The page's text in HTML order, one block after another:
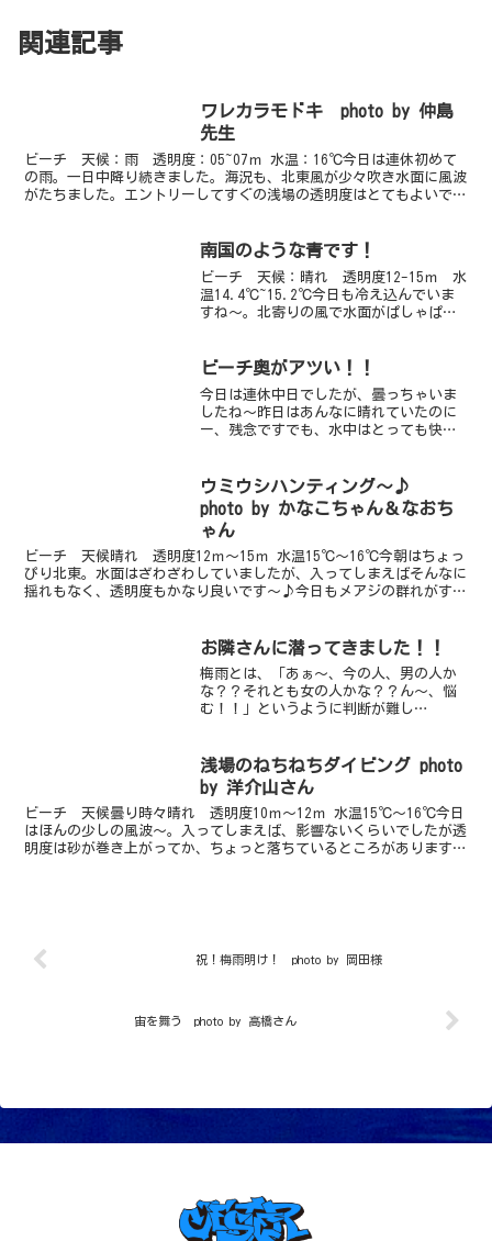
関連記事
ワレカラモドキ photo by 仲島
先生
ビーチ 天候：雨 透明度：05~07ｍ 水温：16℃今日は連休初めて
の雨。一日中降り続きました。海況も、北東風が少々吹き水面に風波
がたちました。エントリーしてすぐの浅場の透明度はとてもよいです
南国のような青です！
ビーチ 天候：晴れ 透明度12-15ｍ 水
温14.4℃~15.2℃今日も冷え込んでいま
すね～。北寄りの風で水面がぱしゃぱし
た！白っぽさも少し残ってはいますがき
ビーチ奥がアツい！！
今日は連休中日でしたが、曇っちゃいま
したね～昨日はあんなに晴れていたのに
ー、残念ですでも、水中はとっても快適
クケボリやニホンアワサンゴヒレナガハ
ギ、コガネスズメダイなど...
ウミウシハンティング～♪
photo by かなこちゃん＆なおち
ゃん
ビーチ 天候晴れ 透明度12ｍ～15ｍ 水温15℃～16℃今朝はちょっ
ぴり北東。水面はざわざわしていましたが、入ってしまえばそんなに
揺れもなく、透明度もかなり良いです～♪今日もメアジの群れがすご
お隣さんに潜ってきました！！
梅雨とは、「あぁ～、今の人、男の人か
な？？それとも女の人かな？？ん～、悩
む！！」というように判断が難し
日もそんな天気で、雨が降りそうで降ら
ないようで・・・という感じです...
浅場のねちねちダイビング photo
by 洋介山さん
ビーチ 天候曇り時々晴れ 透明度10ｍ～12ｍ 水温15℃～16℃今日
はほんの少しの風波～。入ってしまえば、影響ないくらいでしたが透
明度は砂が巻き上がってか、ちょっと落ちているところがあります。
祝！梅雨明け！ photo by 岡田様
宙を舞う photo by 高橋さん